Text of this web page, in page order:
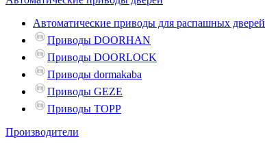
Автоматические приводы для распашных дверей
Приводы DOORHAN
Приводы DOORLOCK
Приводы dormakaba
Приводы GEZE
Приводы TOPP
Производители